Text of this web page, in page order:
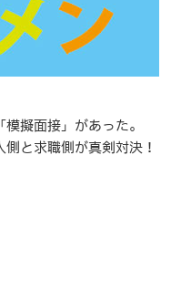
擬面接」があった。
と求職側が真剣対決！